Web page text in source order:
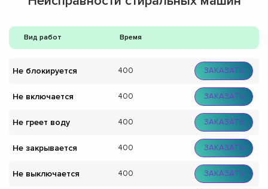
Вид работ Время
Не блокируется 400 ЗАКАЗАТЬ
Не включается 400 ЗАКАЗАТЬ
Не греет воду 400 ЗАКАЗАТЬ
Не закрывается 400 ЗАКАЗАТЬ
Не выключается 400 ЗАКАЗАТЬ